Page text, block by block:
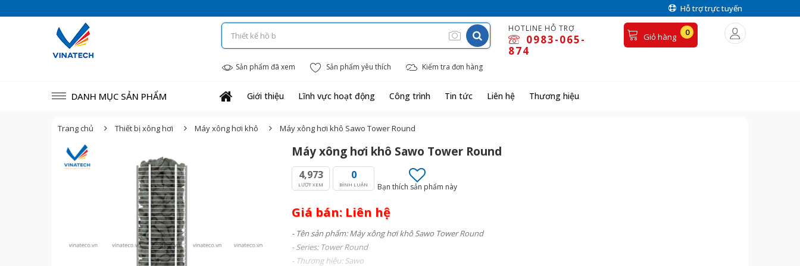
Hỗ trợ trực tuyến
HOTLINE HỖ TRỢ
0983-065-
874
Giỏ hàng 0
Sản phẩm đã xem Sản phẩm yêu thích Kiểm tra đơn hàng
DANH MỤC SẢN PHẨM Giới thiệu Lĩnh vực hoạt động Công trình Tin tức Liên hệ Thương hiệu
Trang chủ Thiết bị xông hơi Máy xông hơi khô Máy xông hơi khô Sawo Tower Round
Máy xông hơi khô Sawo Tower Round
4,973
LƯỢT XEM
0
BÌNH LUẬN Bạn thích sản phẩm này
Giá bán: Liên hệ
- Tên sản phẩm: Máy xông hơi khô Sawo Tower Round
- Series: Tower Round
- Thương hiệu: Sawo